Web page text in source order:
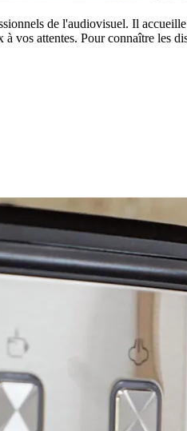
de l'audiovisuel. Il
vos attentes. Pour connaître les